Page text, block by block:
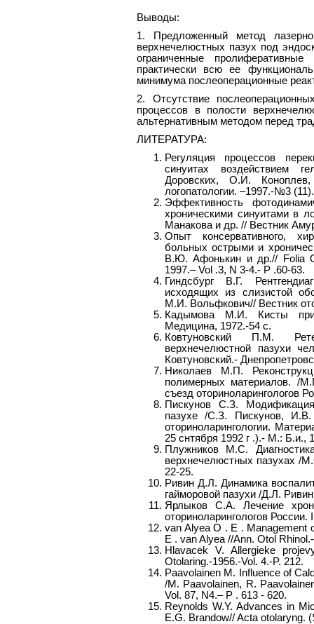
Выводы:
1. Предложенный метод
верхнечелюстных пазух под
ограниченные
практически всю ее
минимума послеоперационные
2. Отсутствие
процессов в полости
альтернативным методом перед
ЛИТЕРАТУРА:
Регуляция процессов
синуитах воздействием
Доровских, О.И.
логопатологии. –1997.-№3
Эффективность
хроническими синуитами в
Манакова и др. // Вестник
Опыт консервативного,
больных острыми и
В.Ю. Афонькин и др.// Folia
1997.– Vol .3, N 3-4.- P .60-63.
Гиндсбург В.Г.
исходящих из слизистой
М.И. Вольфкович// Вестник
Кадымова М.И. Кисты
Медицина, 1972.-54 с.
Ковтуновский П.М.
верхнечелюстной пазухи
Ковтуновский.-
Николаев М.П.
полимерных материалов. /
съезд оториноларингологов
Пискунов С.З.
пазухе /С.З. Пискунов,
оториноларингологии.
25 снтября 1992 г .).- М.: Б.и.,
Плужников М.С.
верхнечелюстных пазухах /
22-25.
Ривин Д.Л. Динамика
гайморовой пазухи /Д.Л.
Ярлыков С.А. Лечение
оториноларингологов
van Alyea О . Е . Management
Е . van Alyea //Ann. Otol
Hlavacek V. Allergieke
Otolaring.-1956.-Vol. 4.-P. 212.
Paavolainen M. Influence of
/M. Paavolainen, R.
Vol. 87, N4.– Р . 613 - 620.
Reynolds W.Y. Advances in
E.G. Brandow// Acta otolaryng.